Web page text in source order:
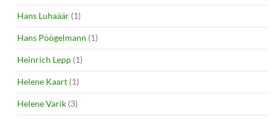
Hans Luhaäär (1)
Hans Pöögelmann (1)
Heinrich Lepp (1)
Helene Kaart (1)
Helene Varik (3)